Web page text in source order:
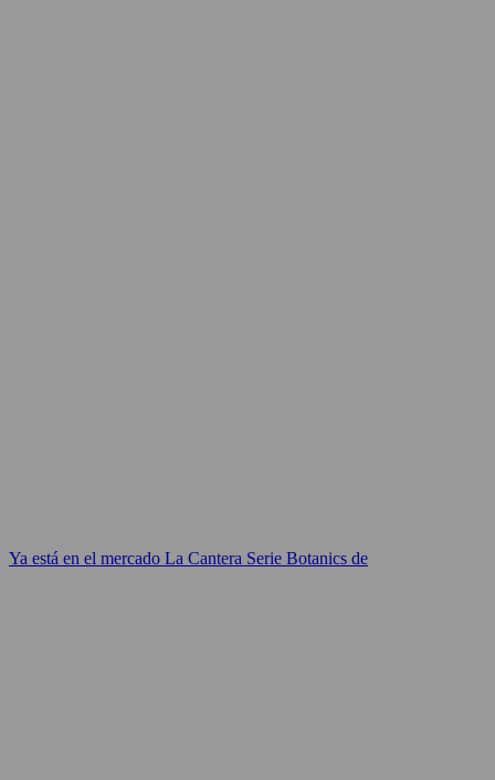
Ya está en el mercado La Cantera Serie Botanics de